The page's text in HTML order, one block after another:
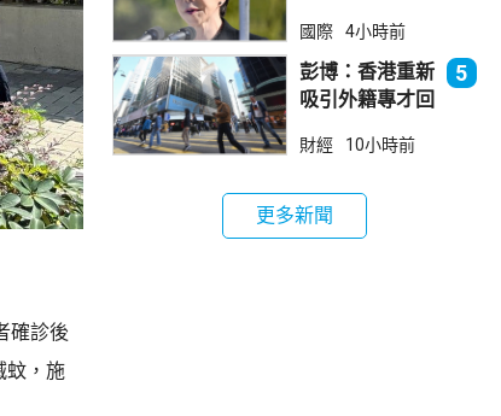
確診後
蚊，施
含糊其辭
國際 4小時前
彭博：香港重新
吸引外籍專才回
5
財經 10小時前
更多新聞